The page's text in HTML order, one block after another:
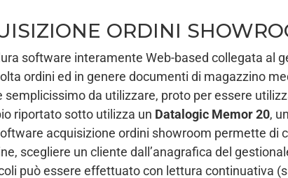
ORDINI
software interamente Web-based collegata al
ordini ed in genere documenti di magazzino
da utilizzare, proto per essere
riportato sotto utilizza un Datalogic Memor 20,
acquisizione ordini showroom permette di
scegliere un cliente dall’anagrafica del
può essere effettuato con lettura continuativa